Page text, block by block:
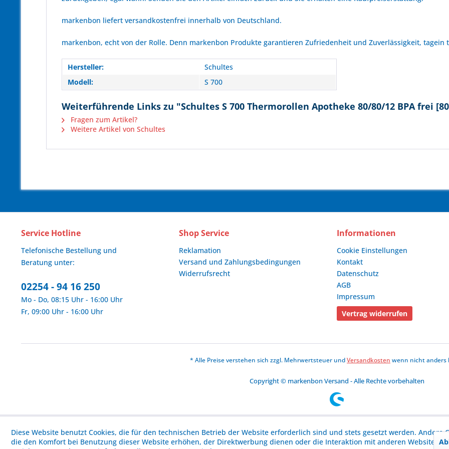
markenbon liefert versandkostenfrei innerhalb von Deutschland.
markenbon, echt von der Rolle. Denn markenbon Produkte garantieren Zufriedenheit und Zuverlässigkeit, tagein
Hersteller:
Schultes
Modell:
S 700
Weiterführende Links zu "Schultes S 700 Thermorollen Apotheke 80/80/12 BPA frei
Fragen zum Artikel?
Weitere Artikel von Schultes
Service Hotline
Telefonische Bestellung und
Beratung unter:
02254 - 94 16 250
Mo - Do, 08:15 Uhr - 16:00 Uhr
Fr, 09:00 Uhr - 16:00 Uhr
Shop Service
Reklamation
Versand und Zahlungsbedingungen
Widerrufsrecht
Informationen
Cookie Einstellungen
Kontakt
Datenschutz
AGB
Impressum
Vertrag widerrufen
* Alle Preise verstehen sich zzgl. Mehrwertsteuer undVersandkosten wenn nicht anders
Copyright © markenbon Versand - Alle Rechte vorbehalten
Diese Website benutzt Cookies, die für den technischen Betrieb der Website erforderlich sind und stets gesetzt werden. Andere
die den Komfort bei Benutzung dieser Website erhöhen, der Direktwerbung dienen oder die Interaktion mit anderen Websites